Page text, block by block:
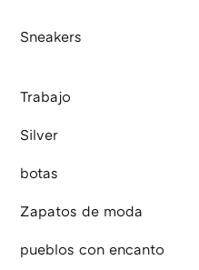
Sneakers
Trabajo
Silver
botas
Zapatos de moda
pueblos con encanto